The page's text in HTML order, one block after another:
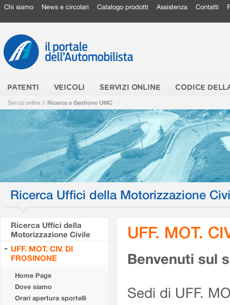
Chi siamo News e circolari Catalogo prodotti Assistenza Contatti
PATENTI VEICOLI SERVIZI ONLINE CODICE
Servizi online // Ricerca e Gestione UMC
Ricerca Uffici della Motorizzazione
Ricerca Uffici della
Motorizzazione Civile
UFF. MOT. CIV. DI
FROSINONE
Home Page
Dove siamo
Orari apertura sportelli
UFF. MOT.
Benvenuti sul
Sedi di UFF.